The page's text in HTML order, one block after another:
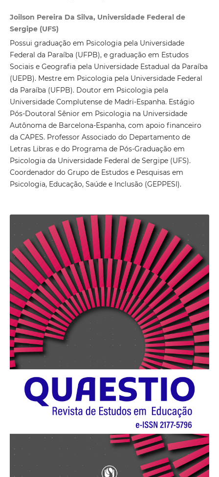
Joilson Pereira Da Silva, Universidade Federal de
Sergipe (UFS)
Possui graduação em Psicologia pela Universidade
Federal da Paraíba (UFPB), e graduação em Estudos
Sociais e Geografia pela Universidade Estadual da Paraíba
(UEPB). Mestre em Psicologia pela Universidade Federal
da Paraíba (UFPB). Doutor em Psicologia pela
Universidade Complutense de Madri-Espanha. Estágio
Pós-Doutoral Sênior em Psicologia na Universidade
Autônoma de Barcelona-Espanha, com apoio financeiro
da CAPES. Professor Associado do Departamento de
Letras Libras e do Programa de Pós-Graduação em
Psicologia da Universidade Federal de Sergipe (UFS).
Coordenador do Grupo de Estudos e Pesquisas em
Psicologia, Educação, Saúde e Inclusão (GEPPESI).